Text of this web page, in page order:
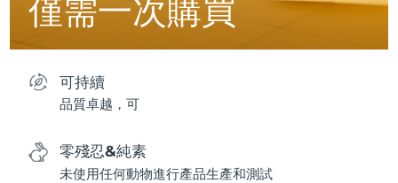
僅需一次購買
可持續
品質卓越，可
零殘忍&純素
未使用任何動物進行產品生產和測試